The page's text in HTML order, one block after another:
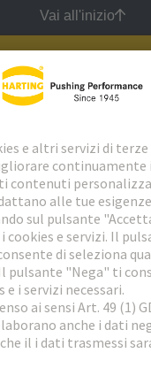
Vai all'inizio